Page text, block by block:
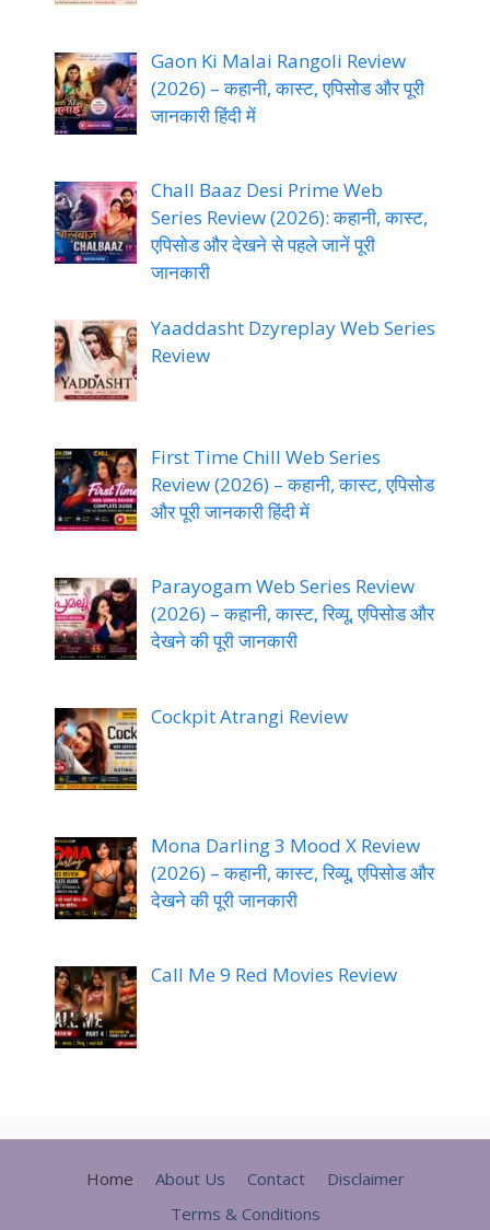
Gaon Ki Malai Rangoli Review
(2026) – कहानी, कास्ट, एपिसोड और पूरी
जानकारी हिंदी में
Chall Baaz Desi Prime Web
Series Review (2026): कहानी, कास्ट,
एपिसोड और देखने से पहले जानें पूरी
जानकारी
Yaaddasht Dzyreplay Web Series
Review
First Time Chill Web Series
Review (2026) – कहानी, कास्ट, एपिसोड
और पूरी जानकारी हिंदी में
Parayogam Web Series Review
(2026) – कहानी, कास्ट, रिव्यू, एपिसोड और
देखने की पूरी जानकारी
Cockpit Atrangi Review
Mona Darling 3 Mood X Review
(2026) – कहानी, कास्ट, रिव्यू, एपिसोड और
देखने की पूरी जानकारी
Call Me 9 Red Movies Review
Home About Us Contact
Disclaimer
Terms & Conditions